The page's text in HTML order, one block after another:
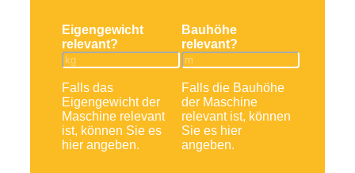
Eigengewicht
relevant?
Falls das
Eigengewicht der
Maschine relevant
ist, können Sie es
hier angeben.
Bauhöhe
relevant?
Falls die Bauhöhe
der Maschine
relevant ist, können
Sie es hier
angeben.